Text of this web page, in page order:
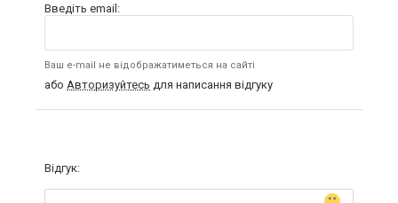
Введіть email:
Ваш e-mail не відображатиметься на сайті
або Авторизуйтесь для написання відгуку
Відгук: